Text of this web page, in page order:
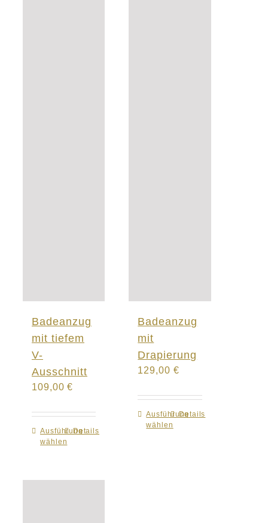
Badeanzug
mit tiefem
V-
Ausschnitt
109,00€
Ausführung
wählen
Dieses
Produkt
Details
Badeanzug
mit
Drapierung
129,00 €
Ausführung
wählen
Dieses
Produkt
Details